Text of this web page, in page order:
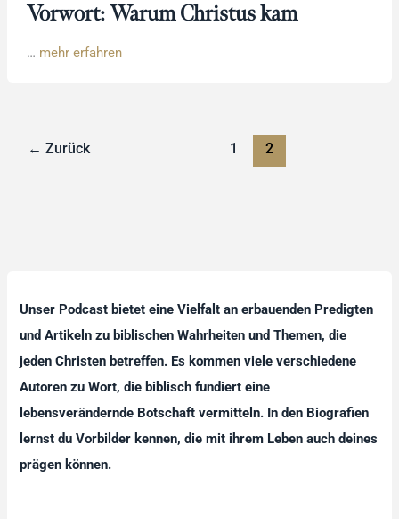
Vorwort: Warum Christus kam
… mehr erfahren
← Zurück 1 2
Unser Podcast bietet eine Vielfalt an erbauenden Predigten
und Artikeln zu biblischen Wahrheiten und Themen, die
jeden Christen betreffen. Es kommen viele verschiedene
Autoren zu Wort, die biblisch fundiert eine
lebensverändernde Botschaft vermitteln. In den Biografien
lernst du Vorbilder kennen, die mit ihrem Leben auch deines
prägen können.